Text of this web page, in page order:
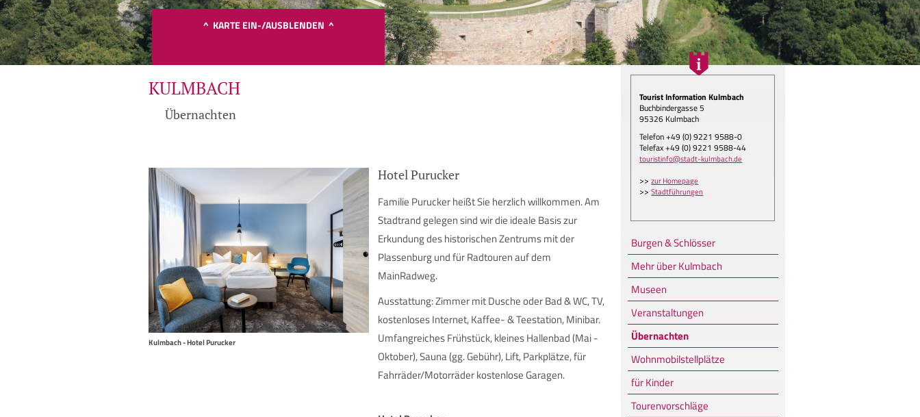
^ KARTE EIN-/AUSBLENDEN ^
Tourist Information Kulmbach
Buchbindergasse 5
95326 Kulmbach
Telefon +49 (0) 9221 9588-0
Telefax +49 (0) 9221 9588-44
touristinfo@stadt-kulmbach.de
>>zur Homepage
>>Stadtführungen
Burgen & Schlösser
Mehr über Kulmbach
Museen
Veranstaltungen
Übernachten
Wohnmobilstellplätze
für Kinder
Tourenvorschläge
KULMBACH
Übernachten
Kulmbach - Hotel Purucker
Hotel Purucker
Familie Purucker heißt Sie herzlich willkommen. Am
Stadtrand gelegen sind wir die ideale Basis zur
Erkundung des historischen Zentrums mit der
Plassenburg und für Radtouren auf dem
MainRadweg.
Ausstattung: Zimmer mit Dusche oder Bad & WC, TV,
kostenloses Internet, Kaffee- & Teestation, Minibar.
Umfangreiches Frühstück, kleines Hallenbad (Mai -
Oktober), Sauna (gg. Gebühr), Lift, Parkplätze, für
Fahrräder/Motorräder kostenlose Garagen.